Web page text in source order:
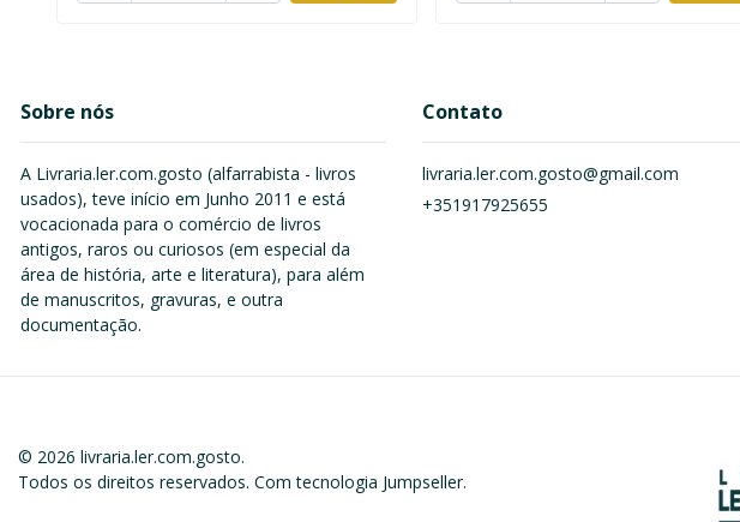
Sobre nós
A Livraria.ler.com.gosto (alfarrabista - livros
usados), teve início em Junho 2011 e está
vocacionada para o comércio de livros
antigos, raros ou curiosos (em especial da
área de história, arte e literatura), para além
de manuscritos, gravuras, e outra
documentação.
Contato
livraria.ler.com.gosto@gmail.com
+351917925655
© 2026 livraria.ler.com.gosto.
Todos os direitos reservados. Com tecnologia Jumpseller.